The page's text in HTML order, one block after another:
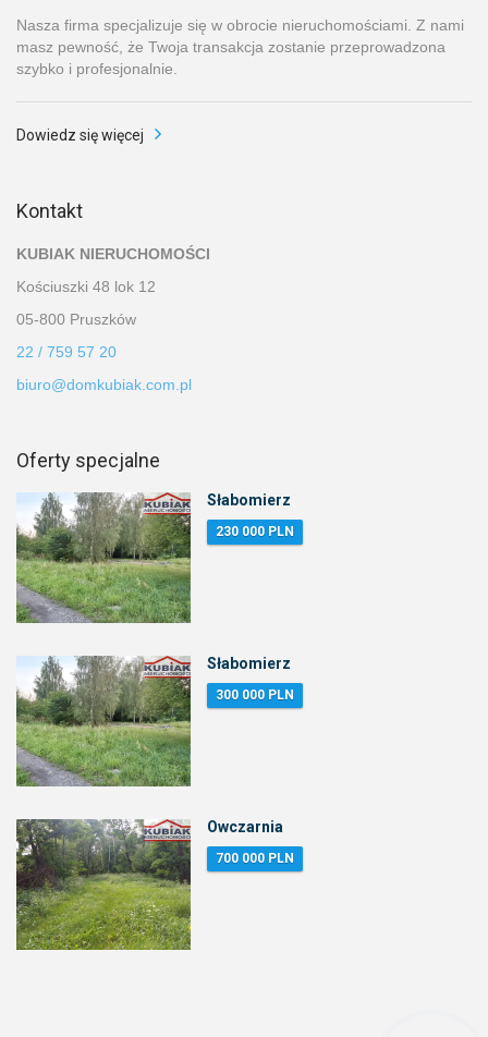
Nasza firma specjalizuje się w obrocie nieruchomościami. Z nami
masz pewność, że Twoja transakcja zostanie przeprowadzona
szybko i profesjonalnie.
Dowiedz się więcej
Kontakt
KUBIAK NIERUCHOMOŚCI
Kościuszki 48 lok 12
05-800 Pruszków
22 / 759 57 20
biuro@domkubiak.com.pl
Oferty specjalne
Słabomierz
230 000 PLN
Słabomierz
300 000 PLN
Owczarnia
700 000 PLN